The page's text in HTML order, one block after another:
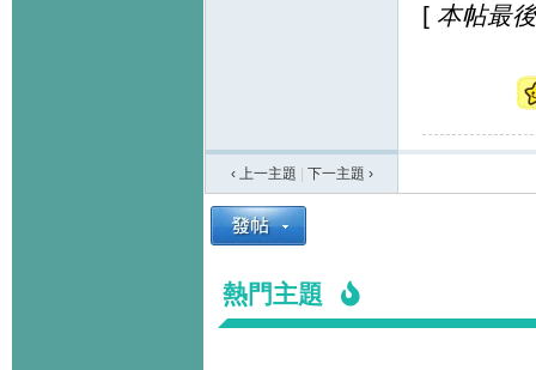
[ 本帖最
‹ 上一主題 下一主題 ›
熱門主題